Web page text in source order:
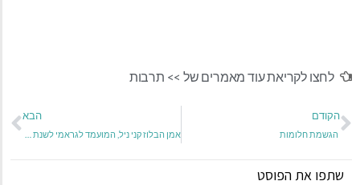
לחצו לקריאת עוד מאמרים של >> תרבות
הקודם
הגשמת חלומות
הבא
שתפו את הפוסט